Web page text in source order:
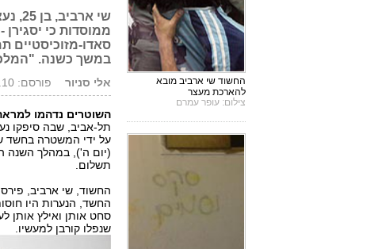
שי
ממוסדות כי יסגירן
סאדו-מזוכיסטיים
במשך כשנה.
אלי סניור פורסם: 06.05.10, 12:25
השוטרים נדהמו
על ידי המשטרה בחשד
(יום ה'), במהלך השנה
תשלום.
החשוד, שי ארביב,
החשד, הנערות היו
סחט אותן ואילץ אותן
שנפלו קורבן למעשיו.
החשוד שי ארביב מובא
להארכת מעצר
צילום: עופר עמרם